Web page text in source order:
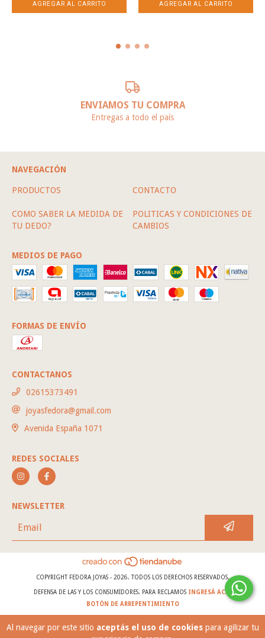
Al navegar por este sitio aceptás el uso de cookiespara agilizar tu
AGREGAR AL CARRITO
ENVIAMOS TU COMPRA
Entregas a todo el país
NAVEGACIÓN
PRODUCTOS CONTACTO
COMO SABER LA MEDIDA DE
TU DEDO?
POLITICAS Y CONDICIONES DE
CAMBIOS
MEDIOS DE PAGO
FORMAS DE ENVÍO
CONTACTANOS
02615373491
joyasfedora@gmail.com
Avenida España 1071
REDES SOCIALES
NEWSLETTER
COPYRIGHT FEDORA JOYAS - 2026. TODOS LOS DERECHOS RESERVADOS.
DEFENSA DE LAS Y LOS CONSUMIDORES. PARA RECLAMOS INGRESÁ ACÁ.
BOTÓN DE ARREPENTIMIENTO